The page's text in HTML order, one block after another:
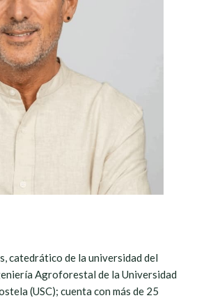
catedrático de la universidad del
Agroforestal de la Universidad
(USC); cuenta con más de 25